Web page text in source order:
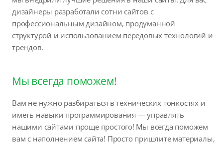
дизайнеры разработали сотни сайтов с
профессиональным дизайном, продуманной
структурой и использованием передовых технологий и
трендов.
Мы всегда поможем!
Вам не нужно разбираться в технических тонкостях и
иметь навыки программирования — управлять
нашими сайтами проще простого! Мы всегда поможем
вам с наполнением сайта! Просто пришлите материалы,